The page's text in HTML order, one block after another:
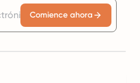
Comience ahora